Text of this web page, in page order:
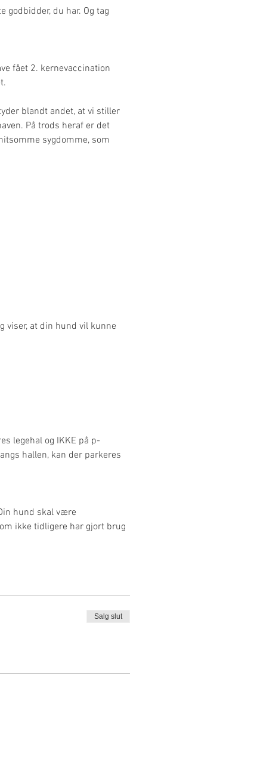
du har. Og tag
fået 2. kernevaccination
blandt andet, at vi stiller
På trods heraf er det
sygdomme, som
viser, at din hund vil kunne
legehal og IKKE på p-
hallen, kan der parkeres
hund skal være
ikke tidligere har gjort brug
Salg slut